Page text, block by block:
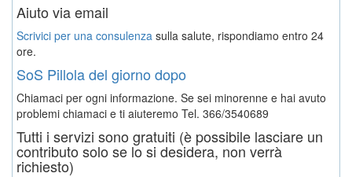
Aiuto via email
Scrivici per una consulenza sulla salute, rispondiamo entro 24
ore.
SoS Pillola del giorno dopo
Chiamaci per ogni informazione. Se sei minorenne e hai avuto
problemi chiamaci e ti aiuteremo Tel. 366/3540689
Tutti i servizi sono gratuiti (è possibile lasciare un
contributo solo se lo si desidera, non verrà
richiesto)